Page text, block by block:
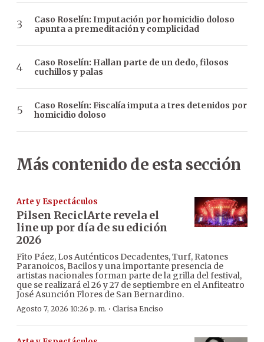
Caso Roselín: Imputación por homicidio doloso
apunta a premeditación y complicidad
Caso Roselín: Hallan parte de un dedo, filosos
cuchillos y palas
Caso Roselín: Fiscalía imputa a tres detenidos por
homicidio doloso
Más contenido de esta sección
Arte y Espectáculos
Pilsen ReciclArte revela el
line up por día de su edición
2026
Fito Páez, Los Auténticos Decadentes, Turf, Ratones
Paranoicos, Bacilos y una importante presencia de
artistas nacionales forman parte de la grilla del festival,
que se realizará el 26 y 27 de septiembre en el Anfiteatro
José Asunción Flores de San Bernardino.
Agosto 7, 2026 10:26 p. m. · Clarisa Enciso